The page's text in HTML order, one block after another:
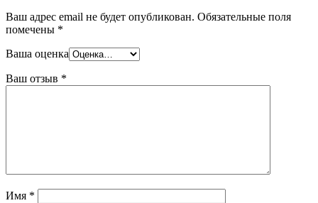
Ваш адрес email не будет опубликован. Обязательные поля
помечены *
Ваша оценка
Ваш отзыв *
Имя *